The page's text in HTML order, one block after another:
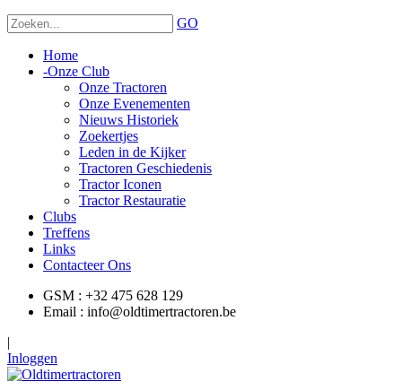
GO
Home
-Onze Club
Onze Tractoren
Onze Evenementen
Nieuws Historiek
Zoekertjes
Leden in de Kijker
Tractoren Geschiedenis
Tractor Iconen
Tractor Restauratie
Clubs
Treffens
Links
Contacteer Ons
GSM : +32 475 628 129
Email : info@oldtimertractoren.be
|
Inloggen